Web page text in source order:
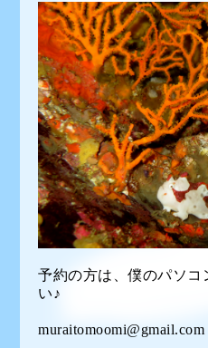
予約の方は、僕のパソ
い♪
muraitomoomi@gmail.com